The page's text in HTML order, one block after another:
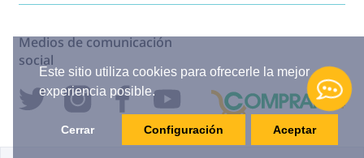
Este sitio utiliza cookies para ofrecerle la mejor
experiencia posible.
Cerrar Configuración Aceptar
Medios de comunicación
social